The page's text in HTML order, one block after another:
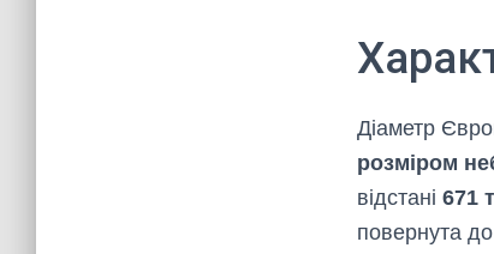
Діаметр
розміром
відстані 671
повернута